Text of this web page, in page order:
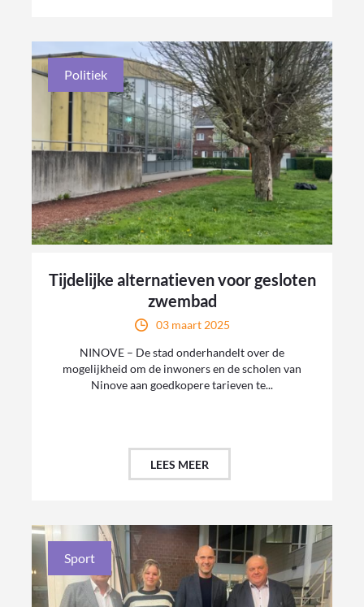
Politiek
Tijdelijke alternatieven voor gesloten
zwembad
03 maart 2025
NINOVE – De stad onderhandelt over de
mogelijkheid om de inwoners en de scholen van
Ninove aan goedkopere tarieven te...
LEES MEER
Sport